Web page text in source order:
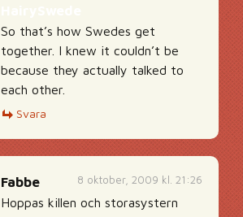
So that’s how Swedes get
together. I knew it couldn’t be
because they actually talked to
each other.
Svara
8 oktober, 2009 kl. 21:26
Fabbe
Hoppas killen och storasystern